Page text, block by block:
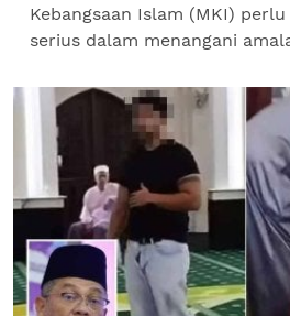
Kebangsaan Islam (MKI)
serius dalam menangani
agensi...